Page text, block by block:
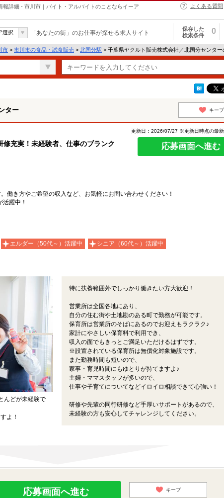
詳細 - 市川市｜バイト・アルバイトのことならイーア
よくある質問
選択 「あなたの街」のお仕事が探せる求人サイト
保存した
検索条件
0
市 > 市川市の食品・試食販売 > 北国分駅 > 千葉県ヤクルト販売株式会社／北国分センタ
ター キープ
修充実！未経験者、仕事のブランク
更新日：2026/07/27 ※更新日時点の最
応募画面へ進む
働き方やご希望の収入など、お気軽にお問い合わせください！
躍中！
エルダー（50代～）活躍中
シニア（60代～）活躍中
んどが未経験で
よ！
特に扶養範囲外でしっかり働きたい方大歓迎！
営業所は全国各地にあり、
自分の住む街や土地勘のある町で勤務が可能です。
保育所は営業所のそばにあるのでお迎えもラクラク♪
家計にやさしい保育料で利用でき、
収入の面でもきっとご満足いただけるはずです。
※設置されている保育所は無償化対象施設です。
また勤務時間も短いので、
家事・育児時間にもゆとりが持てますよ♪
主婦・ママスタッフが多いので、
仕事や子育てについてなどイロイロ相談できて心強い！
研修や先輩の同行研修など手厚いサポートがあるので、
未経験の方も安心してチャレンジしてください。
応募画面へ進む キープ